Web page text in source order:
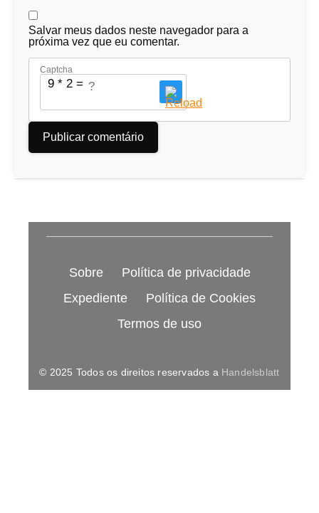
Salvar meus dados neste navegador para a
próxima vez que eu comentar.
Captcha
9 * 2 = ?
Sobre
Política de privacidade
Expediente
Política de Cookies
Termos de uso
© 2025 Todos os direitos reservados a Handelsblatt